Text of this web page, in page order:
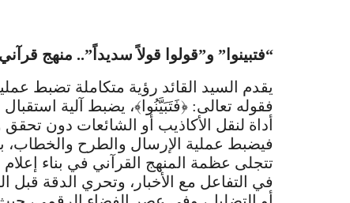
“فتبينوا” و”قولوا قولاً سديداً”.. منهج
يقدم السيد القائد رؤية متكاملة تضبط
فقوله تعالى: ﴿فَتَبَيَّنُوا﴾، يضبط آلية
أداة لنقل الأكاذيب أو الشائعات دون
فيضبط عملية الإرسال والطرح والخطاب،
تتجلى عظمة المنهج القرآني في بناء
في التفاعل مع الأخبار، وتحري الدقة قبل